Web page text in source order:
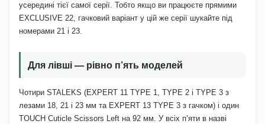
усередині тієї самої серії. Тобто якщо ви працюєте прямими
EXCLUSIVE 22, гачковий варіант у цій же серії шукайте під
номерами 21 і 23.
Для лівші — рівно п’ять моделей
Чотири STALEKS (EXPERT 11 TYPE 1, TYPE 2 і TYPE 3 з
лезами 18, 21 і 23 мм та EXPERT 13 TYPE 3 з гачком) і один
TOUCH Cuticle Scissors Left на 92 мм. У всіх п’яти в назві